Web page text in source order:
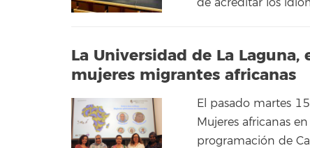
de acreditar los
La Universidad de La
mujeres migrantes africanas
El pasado martes
Mujeres africanas
programación de